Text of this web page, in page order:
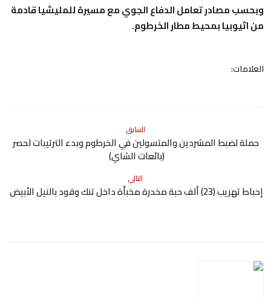
وبحسب مصادر تعامل الدفاع الجوي مع مسيرة للمليشيا قادمة
من اثيوبيا بمحيط مطار الخرطوم.
العلامات:
السابق
حملة لضبط المشردين والمتسولين في الخرطوم وبدء الترتيبات لحصر
(بائعات الشاي)
التالي
إحباط تهريب (23) ألف حبة مخدرة مخبأة داخل تنك وقود بالنيل الأبيض